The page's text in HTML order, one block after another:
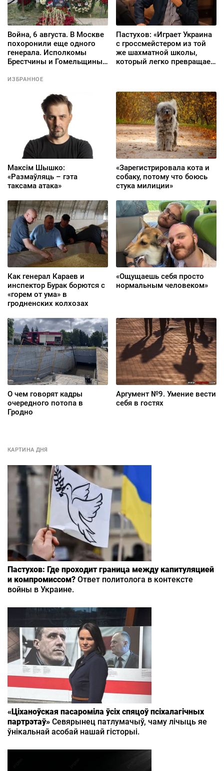
Война, 6 августа. В Москве
похоронили еще одного
генерала. Исполкомы
Брестчины и Гомельщины
оборудование
Пастухов: «Играет Украина
с гроссмейстером из той
же шахматной школы,
который легко превращает
ИЗБРАННОЕ
Максім Шышко:
«Размаўляць – гэта
таксама атака»
«Зарегистрировала кота и
собаку, потому что боюсь
стука милиции»
Как генерал Караев и
инспектор Бурак борются с
«горем от ума» в
гродненских колхозах
«Ощущаешь себя просто
нормальным человеком»
О чем говорят кадры
очередного потопа в
Гродно
Аргумент №9. Умение вести
себя в гостях
КАРТИНА ДНЯ
Пастухов: Где проходит граница между капитуляцией
и компромиссом? Ответ политолога в контексте
войны в Украине.
«Ціханоўская пасароміла ўсіх спяцоў псіхалагічных
партрэтаў» Севярынец патлумачыў, чаму лічыць яе
ўнікальнай асобай нашай гісторыі.